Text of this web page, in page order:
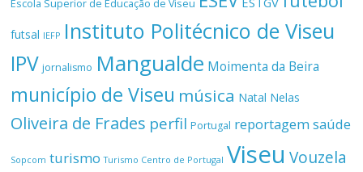
Escola Superior de Educação de Viseu
futsal IEFP Instituto Politécnico de Viseu
IPV jornalismo Mangualde Moimenta da Beira
município de Viseu música Natal Nelas
Oliveira de Frades perfil Portugal reportagemsaúde
Sopcom turismo Turismo Centro de Portugal Viseu Vouzela